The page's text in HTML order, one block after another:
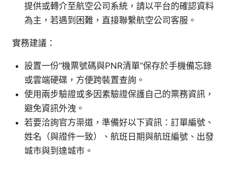
提供或轉介至航空公司系統，請以平台的確認資料
為主，若遇到困難，直接聯繫航空公司客服。
實務建議：
設置一份“機票號碼與PNR清單”保存於手機備忘錄
或雲端硬碟，方便跨裝置查詢。
使用兩步驗證或多因素驗證保護自己的票務資訊，
避免資訊外洩。
若要洽詢官方渠道，準備好以下資訊：訂單編號、
姓名（與證件一致）、航班日期與航班編號、出發
城市與到達城市。